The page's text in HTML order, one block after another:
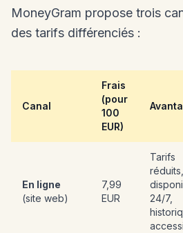
MoneyGram propose trois
des tarifs différenciés :
Canal
Frais
(pour
100
EUR)
En ligne
(site web)
7,99
EUR
Tarifs
réduits,
24/7,